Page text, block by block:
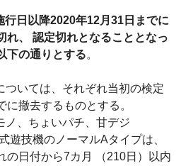
日以降2020年12月31日までに
れ、 認定切れとなることとなっ
下の通りとする。
ついては、それぞれ当初の検定
撤去するものとする。
ノ、ちょいパチ、甘デジ
遊技機のノーマルAタイプは、
の日付から7カ月 （210日）以内